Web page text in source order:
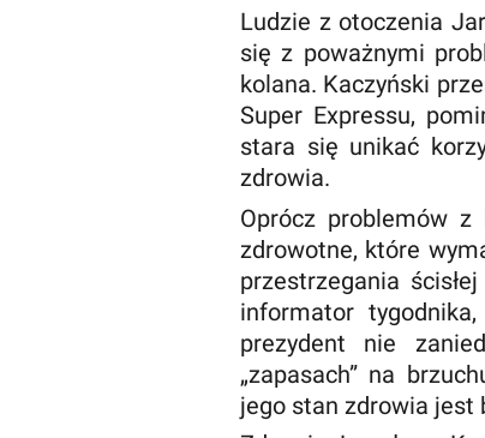
Ludzie z otoczenia
się z poważnymi
kolana. Kaczyński
Super Expressu,
stara się unikać
zdrowia.
Oprócz problemów
zdrowotne, które
przestrzegania
informator
prezydent nie
„zapasach” na
jego stan zdrowia jest